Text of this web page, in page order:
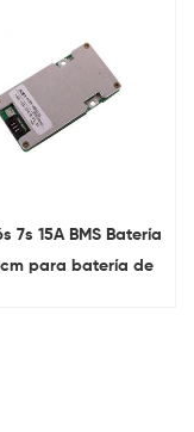
7s 15A BMS Batería
para batería de